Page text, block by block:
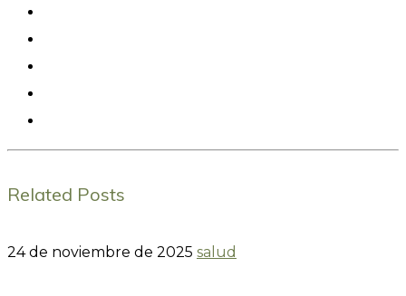
Related Posts
24 de noviembre de 2025 salud